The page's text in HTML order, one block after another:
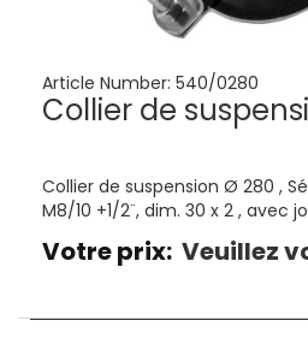
Article Number: 540/0280
Collier de
Collier de suspension Ø 280 ,
M8/10 +1/2¨, dim. 30 x 2 , avec
Votre prix: Veuillez